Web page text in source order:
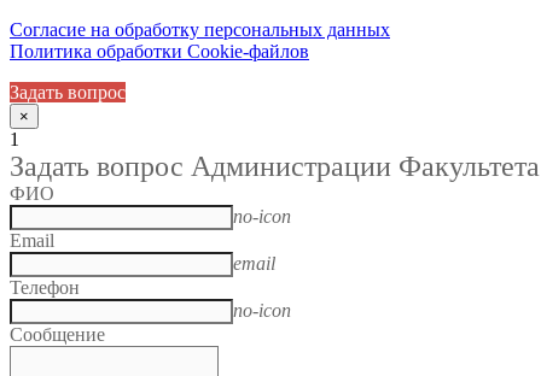
Согласие на обработку персональных данных
Политика обработки Cookie-файлов
Задать вопрос
×
1
Задать вопрос Администрации Факультета
ФИО
no-icon
Email
email
Телефон
no-icon
Сообщение